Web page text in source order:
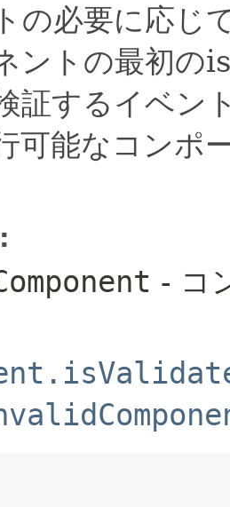
の必要に応じ
ントの最初
証するイベン
可能なコンポ
- コ